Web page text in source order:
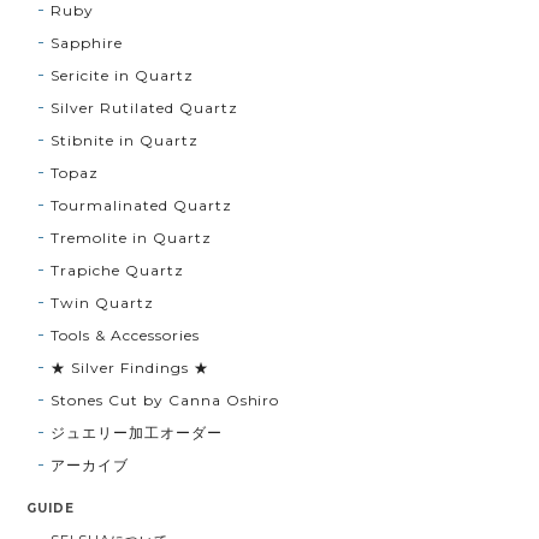
Ruby
Sapphire
Sericite in Quartz
Silver Rutilated Quartz
Stibnite in Quartz
Topaz
Tourmalinated Quartz
Tremolite in Quartz
Trapiche Quartz
Twin Quartz
Tools & Accessories
★ Silver Findings ★
Stones Cut by Canna Oshiro
ジュエリー加工オーダー
アーカイブ
GUIDE